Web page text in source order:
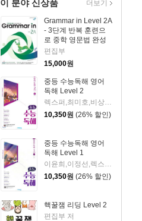
이 분야 신상품
Grammar in Level 2A
- 3단계 반복 훈련으
로 중학 영문법 완성
편집부
15,000원
중등 수능독해 영어
독해 Level 2
10,350원 (26% 할인)
중등 수능독해 영어
독해 Level 1
이윤희,이정선,렉스퍼,비상영어연구소 공저
10,350원 (26% 할인)
핵꿀잼 리딩 Level 2
편집부 저
더보기